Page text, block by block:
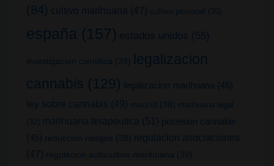
(84) cultivo marihuana (47) cultivo personal (35)
españa (157) estados unidos (55)
investigacion cientifica (39)
legalizacion
cannabis (129) legalizacion marihuana (46)
ley sobre cannabis (49) madrid (38)
marihuana legal
(32)
marihuana terapeutica (51) posesion cannabis
(45) reduccion riesgos (38)
regulacion asociaciones
(47) regulacion autocultivo marihuana (39)